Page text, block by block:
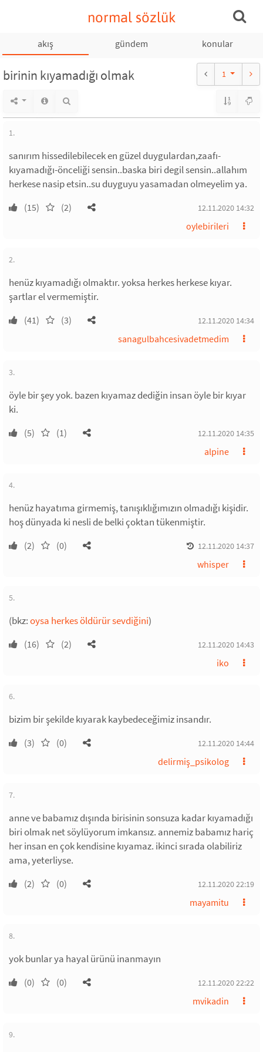
normal sözlük
akış gündem konular
birinin kıyamadığı olmak 1
1.
sanırım hissedilebilecek en güzel duygulardan,zaafı-
kıyamadığı-önceliği sensin..baska biri degil sensin..allahım
herkese nasip etsin..su duyguyu yasamadan olmeyelim ya.
(15) (2) 12.11.2020 14:32
oylebirileri
2.
henüz kıyamadığı olmaktır. yoksa herkes herkese kıyar.
şartlar el vermemiştir.
(41) (3) 12.11.2020 14:34
sanagulbahcesivadetmedim
3.
öyle bir şey yok. bazen kıyamaz dediğin insan öyle bir kıyar
ki.
(5) (1) 12.11.2020 14:35
alpine
4.
henüz hayatıma girmemiş, tanışıklığımızın olmadığı kişidir.
hoş dünyada ki nesli de belki çoktan tükenmiştir.
(2) (0) 12.11.2020 14:37
whisper
5.
(bkz:oysa herkes öldürür sevdiğini)
(16) (2) 12.11.2020 14:43
iko
6.
bizim bir şekilde kıyarak kaybedeceğimiz insandır.
(3) (0) 12.11.2020 14:44
delirmiş_psikolog
7.
anne ve babamız dışında birisinin sonsuza kadar kıyamadığı
biri olmak net söylüyorum imkansız. annemiz babamız hariç
her insan en çok kendisine kıyamaz. ikinci sırada olabiliriz
ama, yeterliyse.
(2) (0) 12.11.2020 22:19
mayamitu
8.
yok bunlar ya hayal ürünü inanmayın
(0) (0) 12.11.2020 22:22
mvikadin
9.